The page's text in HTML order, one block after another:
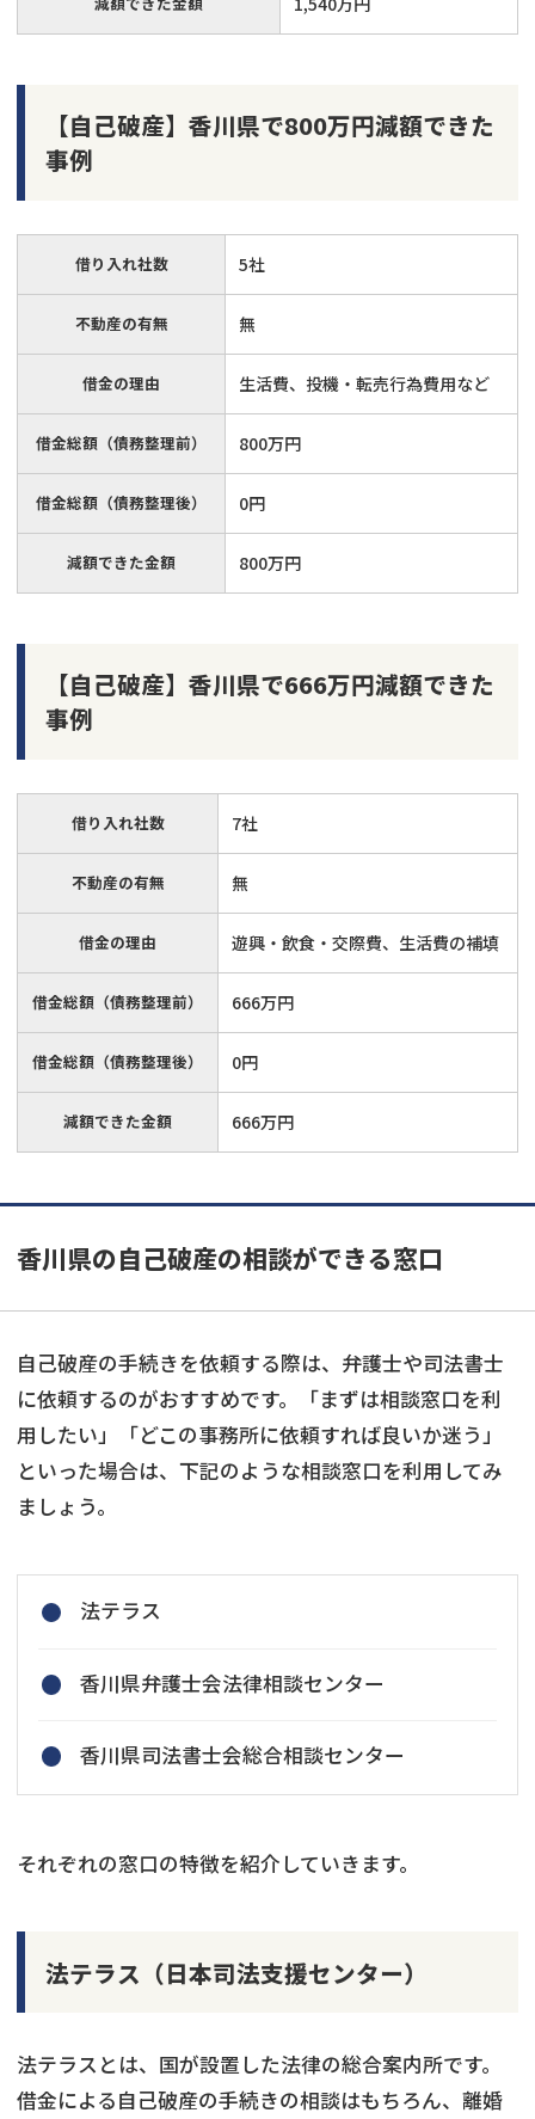
【自己破産】香川県で800万円減額できた
事例
借り入れ社数 5社
不動産の有無 無
借金の理由 生活費、投機・転売行為費用など
借金総額（債務整理前） 800万円
借金総額（債務整理後） 0円
減額できた金額 800万円
【自己破産】香川県で666万円減額できた
事例
借り入れ社数 7社
不動産の有無 無
借金の理由 遊興・飲食・交際費、生活費の補填
借金総額（債務整理前） 666万円
借金総額（債務整理後） 0円
減額できた金額 666万円
香川県の自己破産の相談ができる窓口
自己破産の手続きを依頼する際は、弁護士や司法書士
に依頼するのがおすすめです。「まずは相談窓口を利
用したい」「どこの事務所に依頼すれば良いか迷う」
といった場合は、下記のような相談窓口を利用してみ
ましょう。
法テラス
香川県弁護士会法律相談センター
香川県司法書士会総合相談センター
それぞれの窓口の特徴を紹介していきます。
法テラス（日本司法支援センター）
法テラスとは、国が設置した法律の総合案内所です。
借金による自己破産の手続きの相談はもちろん、離婚